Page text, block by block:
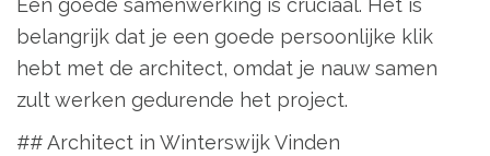
Een goede samenwerking is cruciaal. Het is
belangrijk dat je een goede persoonlijke klik
hebt met de architect, omdat je nauw samen
zult werken gedurende het project.
## Architect in Winterswijk Vinden